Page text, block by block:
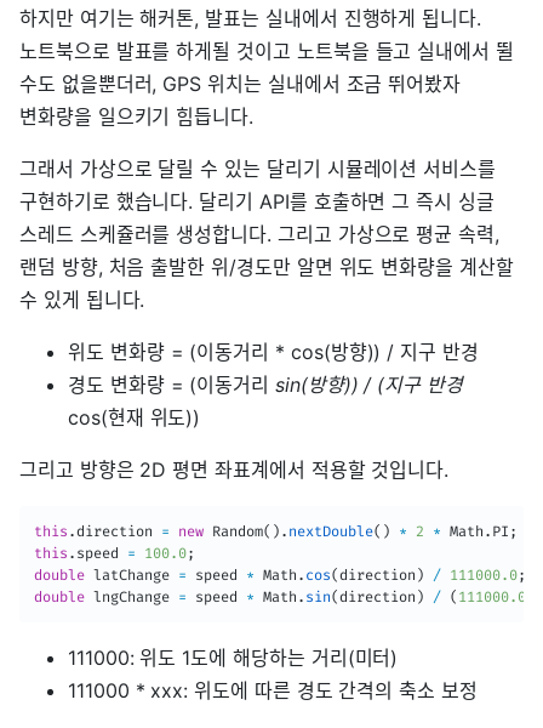
하지만 여기는 해커톤, 발표는 실내에서 진행하게 됩니다.
노트북으로 발표를 하게될 것이고 노트북을 들고 실내에서 뛸
수도 없을뿐더러, GPS 위치는 실내에서 조금 뛰어봤자
변화량을 일으키기 힘듭니다.
그래서 가상으로 달릴 수 있는 달리기 시뮬레이션 서비스를
구현하기로 했습니다. 달리기 API를 호출하면 그 즉시 싱글
스레드 스케쥴러를 생성합니다. 그리고 가상으로 평균 속력,
랜덤 방향, 처음 출발한 위/경도만 알면 위도 변화량을 계산할
수 있게 됩니다.
위도 변화량 = (이동거리 * cos(방향)) / 지구 반경
경도 변화량 = (이동거리sin(방향)) / (지구 반경
cos(현재 위도))
그리고 방향은 2D 평면 좌표계에서 적용할 것입니다.
this .direction = new Random( ) . nextDouble( ) * 2 * Math . PI ;
this . speed = 100.0;
double latChange = speed * Math . cos(direction ) / 111000.0;
double lngChange = speed * Math . sin(direction ) / ( 111000.0
111000: 위도 1도에 해당하는 거리(미터)
111000 * xxx: 위도에 따른 경도 간격의 축소 보정